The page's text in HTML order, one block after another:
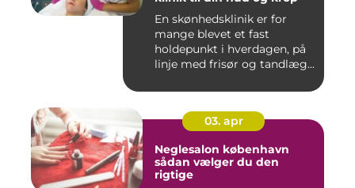
En skønhedsklinik er for
mange blevet et fast
holdepunkt i hverdagen, på
linje med frisør og tandlæg...
03. apr
Neglesalon københavn
sådan vælger du den
rigtige